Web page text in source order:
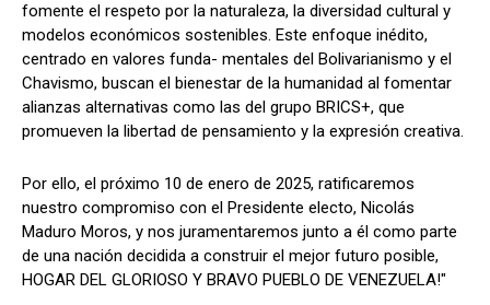
fomente el respeto por la naturaleza, la diversidad cultural y
modelos económicos sostenibles. Este enfoque inédito,
centrado en valores funda- mentales del Bolivarianismo y el
Chavismo, buscan el bienestar de la humanidad al fomentar
alianzas alternativas como las del grupo BRICS+, que
promueven la libertad de pensamiento y la expresión creativa.
Por ello, el próximo 10 de enero de 2025, ratificaremos
nuestro compromiso con el Presidente electo, Nicolás
Maduro Moros, y nos juramentaremos junto a él como parte
de una nación decidida a construir el mejor futuro posible,
HOGAR DEL GLORIOSO Y BRAVO PUEBLO DE VENEZUELA!"